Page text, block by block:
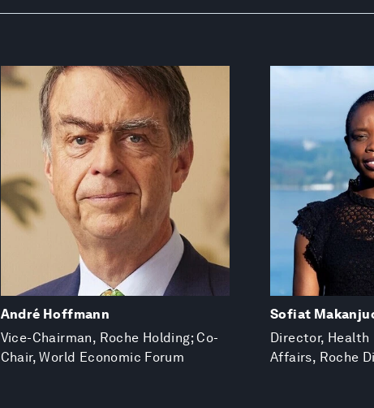
André Hoffmann
Vice-Chairman, Roche Holding; Co-
Chair, World Economic Forum
Sofiat
Director, Health
Affairs, Roche